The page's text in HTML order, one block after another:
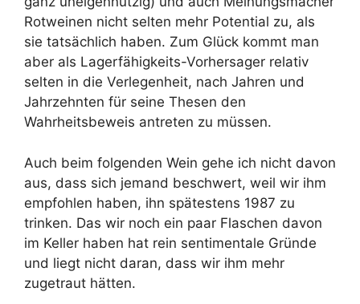
Rotweinen nicht selten mehr Potential zu, als
sie tatsächlich haben. Zum Glück kommt man
aber als Lagerfähigkeits-Vorhersager relativ
selten in die Verlegenheit, nach Jahren und
Jahrzehnten für seine Thesen den
Wahrheitsbeweis antreten zu müssen.
Auch beim folgenden Wein gehe ich nicht davon
aus, dass sich jemand beschwert, weil wir ihm
empfohlen haben, ihn spätestens 1987 zu
trinken. Das wir noch ein paar Flaschen davon
im Keller haben hat rein sentimentale Gründe
und liegt nicht daran, dass wir ihm mehr
zugetraut hätten.